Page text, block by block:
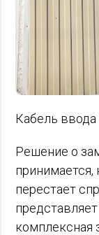
Кабель
Решение о
перестает
комплексная